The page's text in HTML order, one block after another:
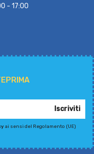
- 17:00
Iscriviti
ai sensi del Regolamento (UE)